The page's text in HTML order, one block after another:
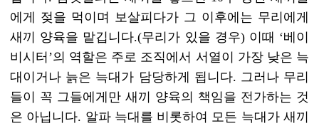
에게 젖을 먹이며 보살피다가 그 이후에는 무리에게
새끼 양육을 맡깁니다.(무리가 있을 경우) 이때 ‘베이
비시터’의 역할은 주로 조직에서 서열이 가장 낮은 늑
대이거나 늙은 늑대가 담당하게 됩니다. 그러나 무리
들이 꼭 그들에게만 새끼 양육의 책임을 전가하는 것
은 아닙니다. 알파 늑대를 비롯하여 모든 늑대가 새끼